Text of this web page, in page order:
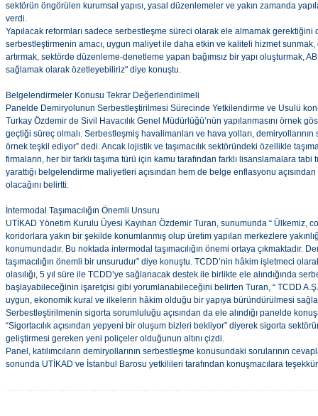
sektörün öngörülen kurumsal yapısı, yasal düzenlemeler ve yakın zamanda
verdi.
Yapılacak reformları sadece serbestleşme süreci olarak ele almamak
serbestleştirmenin amacı, uygun maliyet ile daha etkin ve kaliteli hizmet sunmak,
artırmak, sektörde düzenleme-denetleme yapan bağımsız bir yapı oluşturmak,
sağlamak olarak özetleyebiliriz" diye konuştu.
Belgelendirmeler Konusu Tekrar Değerlendirilmeli
Panelde Demiryolunun Serbestleştirilmesi Sürecinde Yetkilendirme ve Usulü
Turkay Özdemir de Sivil Havacılık Genel Müdürlüğü’nün yapılanmasını örnek
geçtiği süreç olmalı. Serbestleşmiş havalimanları ve hava yolları,
örnek teşkil ediyor” dedi. Ancak lojistik ve taşımacılık sektöründeki özellikle
firmaların, her bir farklı taşıma türü için kamu tarafından farklı lisanslamalara tabi
yarattığı belgelendirme maliyetleri açısından hem de belge enflasyonu
olacağını belirtti.
İntermodal Taşımacılığın Önemli Unsuru
UTİKAD Yönetim Kurulu Üyesi Kayıhan Özdemir Turan, sunumunda “ Ülkemiz,
koridorlara yakın bir şekilde konumlanmış olup üretim yapılan merkezlere
konumundadır. Bu noktada intermodal taşımacılığın önemi ortaya çıkmaktadır.
taşımacılığın önemli bir unsurudur” diye konuştu. TCDD’nin hâkim işletmeci
olasılığı, 5 yıl süre ile TCDD’ye sağlanacak destek ile birlikte ele alındığında
başlayabileceğinin işaretçisi gibi yorumlanabileceğini belirten Turan, “ TCDD
uygun, ekonomik kural ve ilkelerin hâkim olduğu bir yapıya büründürülmesi
Serbestleştirilmenin sigorta sorumluluğu açısından da ele alındığı panelde
“Sigortacılık açısından yepyeni bir oluşum bizleri bekliyor” diyerek sigorta
geliştirmesi gereken yeni poliçeler olduğunun altını çizdi.
Panel, katılımcıların demiryollarının serbestleşme konusundaki sorularının
sonunda UTİKAD ve İstanbul Barosu yetkilileri tarafından konuşmacılara